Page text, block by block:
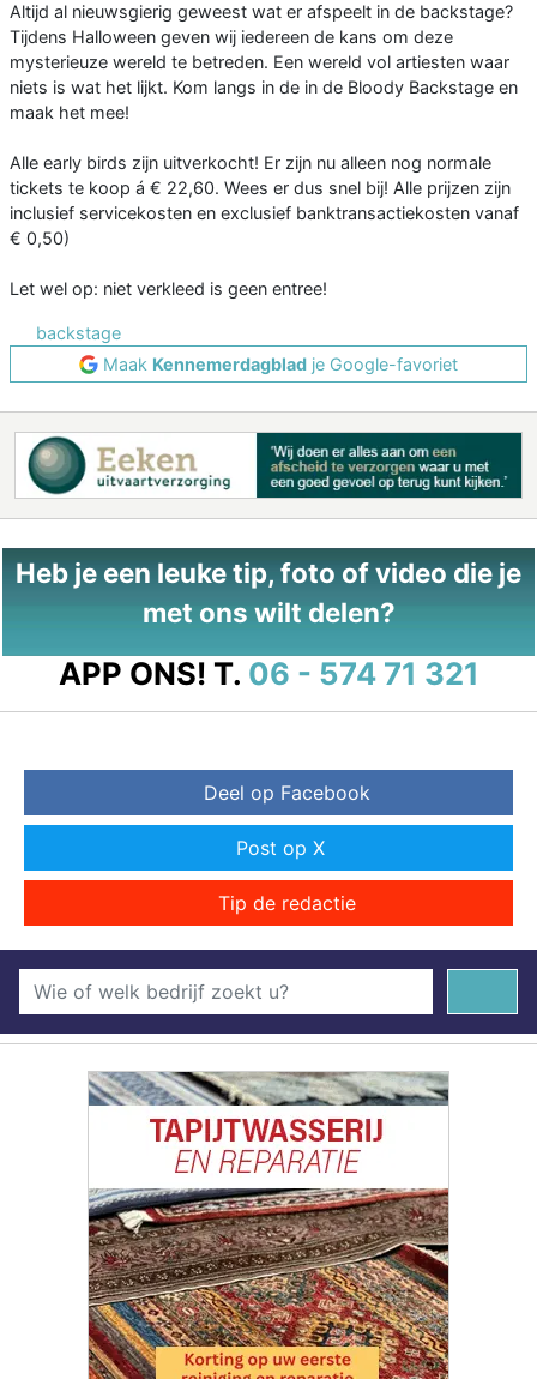
Altijd al nieuwsgierig geweest wat er afspeelt in de backstage?
Tijdens Halloween geven wij iedereen de kans om deze
mysterieuze wereld te betreden. Een wereld vol artiesten waar
niets is wat het lijkt. Kom langs in de in de Bloody Backstage en
maak het mee!
Alle early birds zijn uitverkocht! Er zijn nu alleen nog normale
tickets te koop á € 22,60. Wees er dus snel bij! Alle prijzen zijn
inclusief servicekosten en exclusief banktransactiekosten vanaf
€ 0,50)
Let wel op: niet verkleed is geen entree!
backstage
Maak Kennemerdagblad je Google-favoriet
Heb je een leuke tip, foto of video die je
met ons wilt delen?
APP ONS! T. 06 - 574 71 321
Deel op Facebook
Post op X
Tip de redactie